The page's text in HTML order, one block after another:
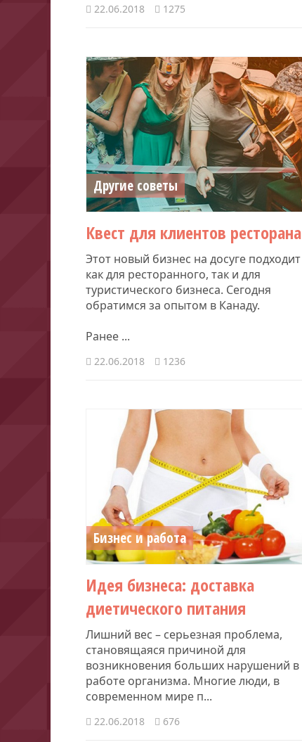
22.06.2018 1275
Другие советы
Квест для клиентов ресторана
Этот новый бизнес на досуге подходит
как для ресторанного, так и для
туристического бизнеса. Сегодня
обратимся за опытом в Канаду.
Ранее ...
22.06.2018 1236
Бизнес и работа
Идея бизнеса: доставка
диетического питания
Лишний вес – серьезная проблема,
становящаяся причиной для
возникновения больших нарушений в
работе организма. Многие люди, в
современном мире п...
22.06.2018 676